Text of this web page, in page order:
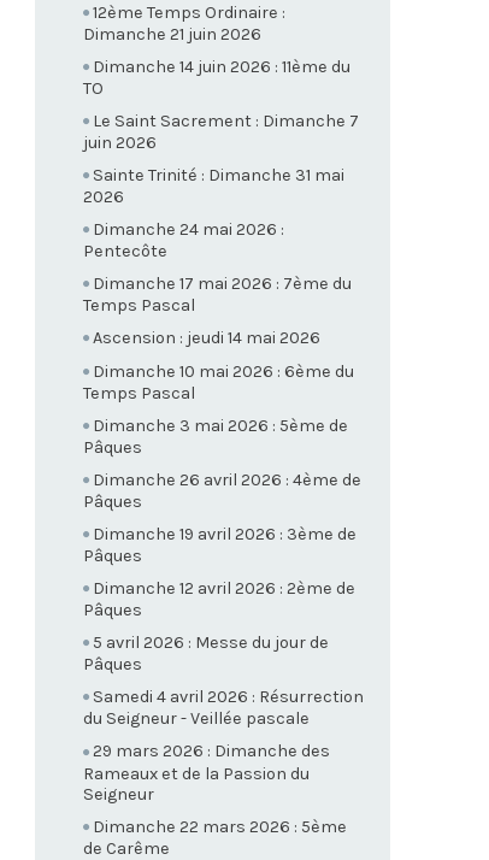
12ème Temps Ordinaire :
Dimanche 21 juin 2026
Dimanche 14 juin 2026 : 11ème du
TO
Le Saint Sacrement : Dimanche 7
juin 2026
Sainte Trinité : Dimanche 31 mai
2026
Dimanche 24 mai 2026 :
Pentecôte
Dimanche 17 mai 2026 : 7ème du
Temps Pascal
Ascension : jeudi 14 mai 2026
Dimanche 10 mai 2026 : 6ème du
Temps Pascal
Dimanche 3 mai 2026 : 5ème de
Pâques
Dimanche 26 avril 2026 : 4ème de
Pâques
Dimanche 19 avril 2026 : 3ème de
Pâques
Dimanche 12 avril 2026 : 2ème de
Pâques
5 avril 2026 : Messe du jour de
Pâques
Samedi 4 avril 2026 : Résurrection
du Seigneur - Veillée pascale
29 mars 2026 : Dimanche des
Rameaux et de la Passion du
Seigneur
Dimanche 22 mars 2026 : 5ème
de Carême